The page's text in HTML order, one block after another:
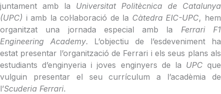
juntament amb la Universitat Politècnica de Catalunya
(UPC) i amb la col·laboració de la Càtedra EIC-UPC, hem
organitzat una jornada especial amb la Ferrari F1
Engineering Academy. L’objectiu de l’esdeveniment ha
estat presentar l’organització de Ferrari i els seus plans als
estudiants d’enginyeria i joves enginyers de la UPCque
vulguin presentar el seu currículum a l’acadèmia de
l’Scuderia Ferrari.